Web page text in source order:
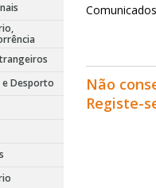
e Desporto
Não
Registe-